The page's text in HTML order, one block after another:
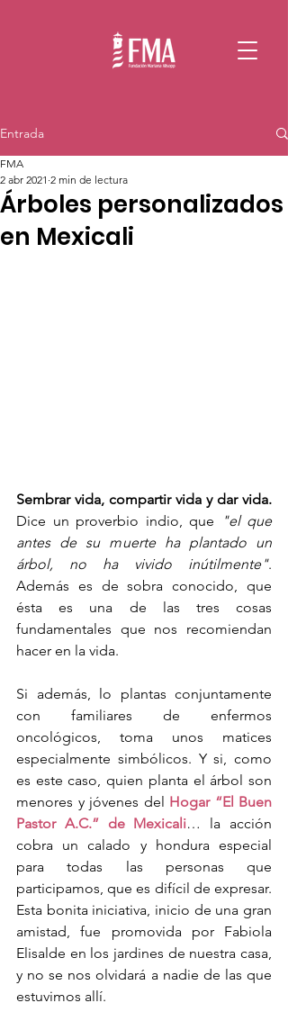
Entrada
Árboles personalizados
en Mexicali
FMA
2 abr 2021 2 min de lectura
Sembrar vida, compartir vida y dar vida.
Dice un proverbio indio, que
"el que
antes de su muerte ha plantado un
árbol, no ha vivido inútilmente".
Además es de sobra conocido, que
ésta es una de las tres cosas
fundamentales que nos recomiendan
hacer en la vida.
Si además, lo plantas conjuntamente
con familiares de enfermos
oncológicos, toma unos matices
especialmente simbólicos. Y si, como
es este caso, quien planta el árbol son
menores y jóvenes del Hogar “El Buen
Pastor A.C.” de Mexicali… la acción
cobra un calado y hondura especial
para todas las personas que
participamos, que es difícil de expresar.
Esta bonita iniciativa, inicio de una gran
amistad, fue promovida por Fabiola
Elisalde en los jardines de nuestra casa,
y no se nos olvidará a nadie de las que
estuvimos allí.